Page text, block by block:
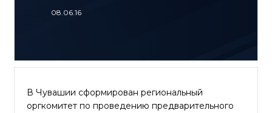
08.06.16
В Чувашии сформирован региональный
оргкомитет по проведению предварительного